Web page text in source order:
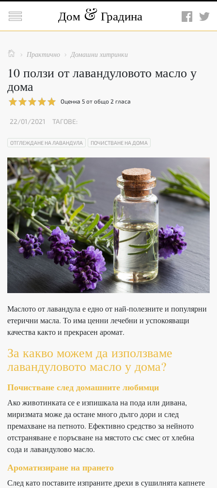
 Дом Градина
  Практично  Домашни хитринки
10 ползи от лавандуловото масло у
дома
Оценка 5 от общо 2 гласа
22/01/2021 ТАГОВЕ:
ОТГЛЕЖДАНЕ НА ЛАВАНДУЛА ПОЧИСТВАНЕ НА ДОМА
Маслото от лавандула е едно от най-полезните и популярни
етерични масла. То има ценни лечебни и успокояващи
качества както и прекрасен аромат.
За какво можем да използваме
лавандуловото масло у дома?
Почистване след домашните любимци
Ако животинката се е изпишкала на пода или дивана,
миризмата може да остане много дълго дори и след
премахване на петното. Ефективно средство за нейното
отстраняване е поръсване на мястото със смес от хлебна
сода и лавандулово масло.
Ароматизиране на прането
След като поставите изпраните дрехи в сушилнята капнете